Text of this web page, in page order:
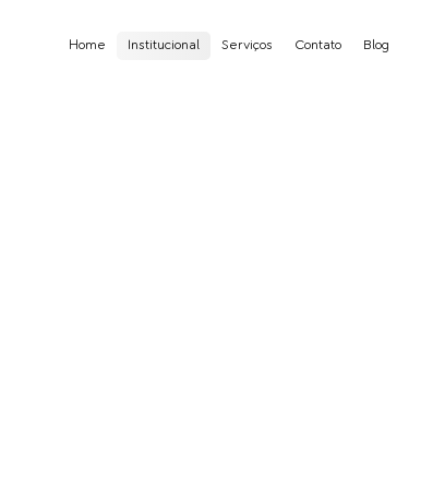
Home Institucional Serviços Contato Blog